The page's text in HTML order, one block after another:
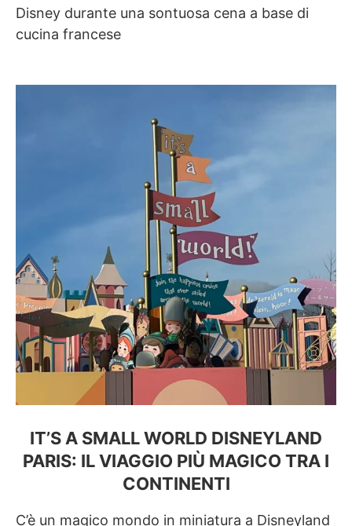
Disney durante una sontuosa cena a base di
cucina francese
IT’S A SMALL WORLD DISNEYLAND
PARIS: IL VIAGGIO PIÙ MAGICO TRA I
CONTINENTI
C’è un magico mondo in miniatura a Disneyland